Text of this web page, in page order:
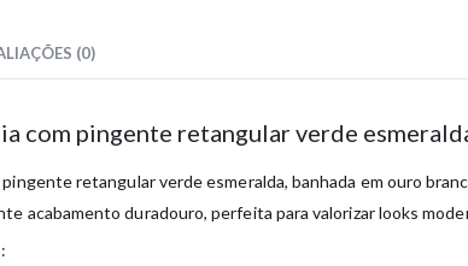
(0)
com pingente retangular verde
retangular verde esmeralda, banhada em ouro
acabamento duradouro, perfeita para valorizar looks